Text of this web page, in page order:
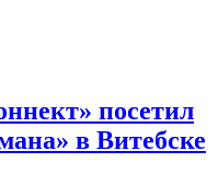
посетил
в Витебске